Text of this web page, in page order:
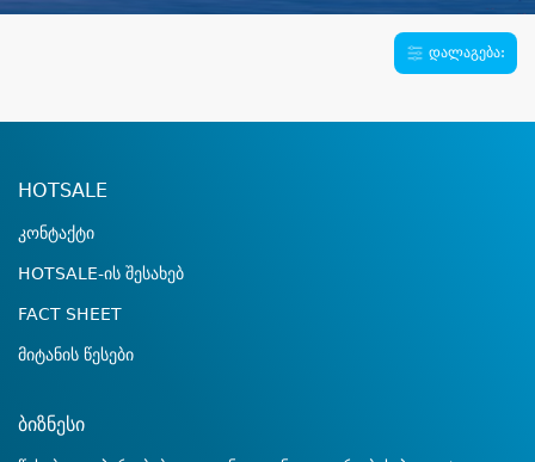
დალაგება:
HOTSALE
კონტაქტი
HOTSALE-ის შესახებ
FACT SHEET
მიტანის წესები
ბიზნესი